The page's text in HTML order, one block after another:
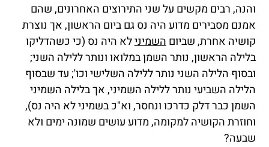
והנה, רבים מקשים על שני התירוצים האחרונים, שהם
אמנם מסבירים מדוע היה נס גם ביום הראשון, אך נוצרת
קושיה אחרת, שביוםהשמינילא היה נס (כי כשהדליקו
בלילה הראשון, נותר השמן במלואו ונותר ללילה השני;
ובסוף הלילה השני נותר ללילה השלישי וכו'; עד שבסוף
הלילה השביעי נותר ללילה השמיני, אך בלילה השמיני
השמן כבר דלק כדרכו ונחסר, וא"כ בשמיני לא היה נס),
וחוזרת הקושיה למקומה, מדוע עושים שמונה ימים ולא
שבעה?